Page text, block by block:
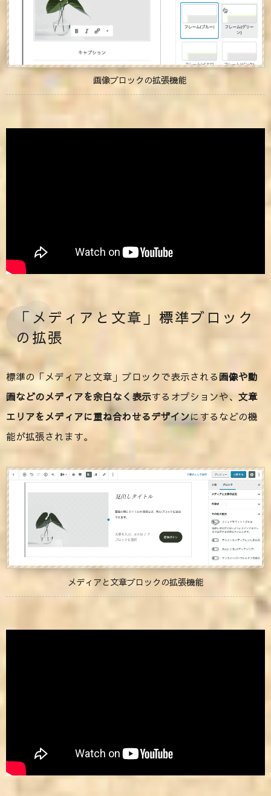
画像ブロックの拡張機能
「メディアと文章」標準ブロック
の拡張
標準の「メディアと文章」ブロックで表示される画像や動
画などのメディアを余白なく表示するオプションや、 文章
エリアをメディアに重ね合わせるデザインにするなどの機
能が拡張されます。
メディアと文章ブロックの拡張機能